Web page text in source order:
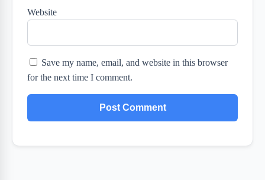
Website
Save my name, email, and website in this browser
for the next time I comment.